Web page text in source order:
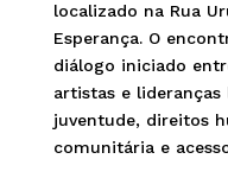
localizado na Rua
Esperança. O
diálogo iniciado
artistas e
juventude, direitos
comunitária e